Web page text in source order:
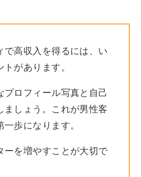
で高収入を得るには、い
があります。
プロフィール写真と自己
ましょう。これが男性客
歩になります。
ーを増やすことが大切で